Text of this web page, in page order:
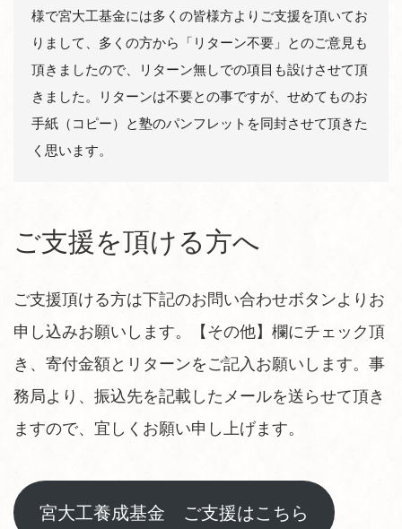
様で宮大工基金には多くの皆様方よりご支援を頂いてお
りまして、多くの方から「リターン不要」とのご意見も
頂きましたので、リターン無しでの項目も設けさせて頂
きました。リターンは不要との事ですが、せめてものお
手紙（コピー）と塾のパンフレットを同封させて頂きた
ご支援を頂ける方へ
ご支援頂ける方は下記のお問い合わせボタンよりお
申し込みお願いします。【その他】欄にチェック頂
き、寄付金額とリターンをご記入お願いします。事
務局より、振込先を記載したメールを送らせて頂き
ますので、宜しくお願い申し上げます。
宮大工養成基金 ご支援はこちら